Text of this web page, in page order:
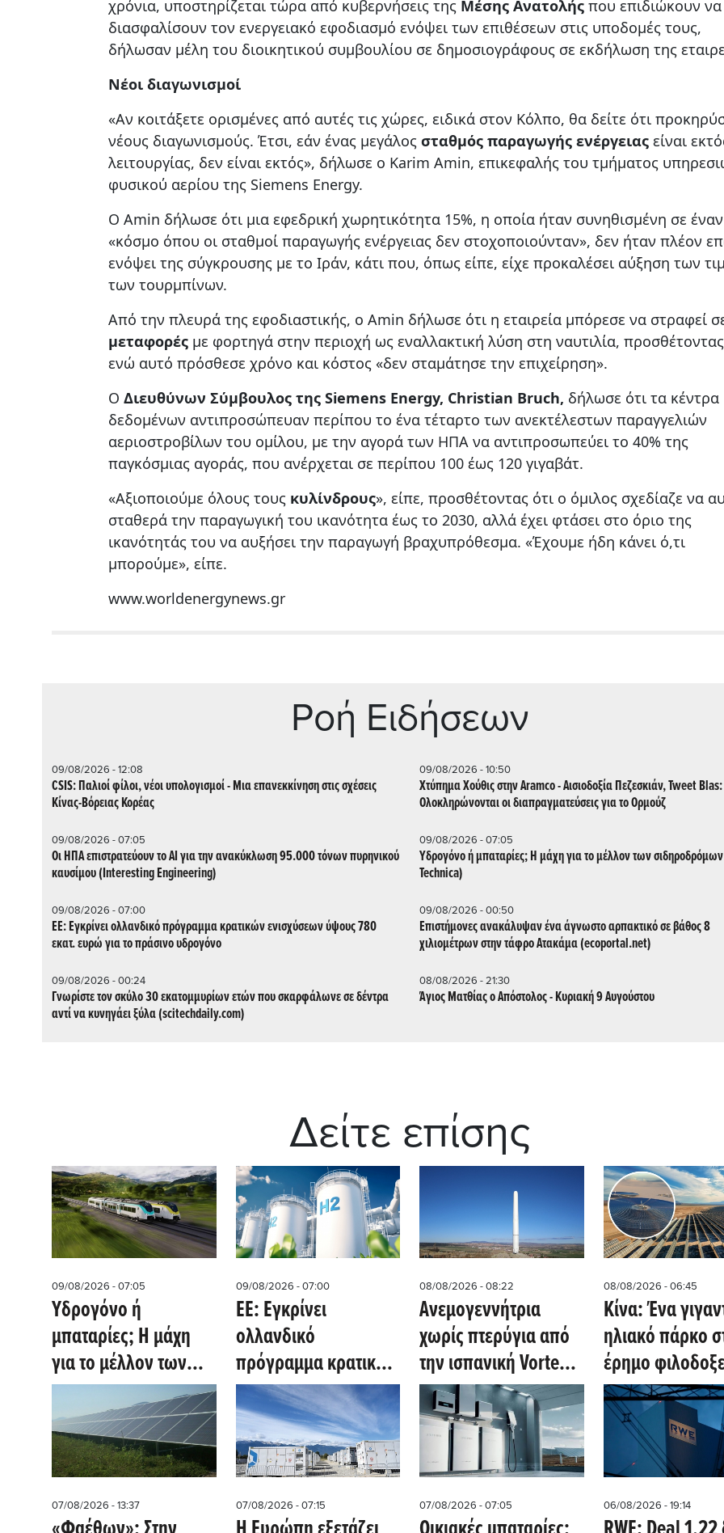
χρόνια, υποστηρίζεται τώρα από κυβερνήσεις της Μέσης Ανατολής που επιδιώκουν να
διασφαλίσουν τον ενεργειακό εφοδιασμό ενόψει των επιθέσεων στις υποδομές τους,
δήλωσαν μέλη του διοικητικού συμβουλίου σε δημοσιογράφους σε εκδήλωση της
Νέοι διαγωνισμοί
«Αν κοιτάξετε ορισμένες από αυτές τις χώρες, ειδικά στον Κόλπο, θα δείτε ότι
νέους διαγωνισμούς. Έτσι, εάν ένας μεγάλος σταθμός παραγωγής ενέργειας είναι
λειτουργίας, δεν είναι εκτός», δήλωσε ο Karim Amin, επικεφαλής του τμήματος
φυσικού αερίου της Siemens Energy.
Ο Amin δήλωσε ότι μια εφεδρική χωρητικότητα 15%, η οποία ήταν συνηθισμένη σε έναν
«κόσμο όπου οι σταθμοί παραγωγής ενέργειας δεν στοχοποιούνταν», δεν ήταν πλέον
ενόψει της σύγκρουσης με το Ιράν, κάτι που, όπως είπε, είχε προκαλέσει αύξηση των
των τουρμπίνων.
Από την πλευρά της εφοδιαστικής, ο Amin δήλωσε ότι η εταιρεία μπόρεσε να στραφεί
μεταφορές με φορτηγά στην περιοχή ως εναλλακτική λύση στη ναυτιλία,
ενώ αυτό πρόσθεσε χρόνο και κόστος «δεν σταμάτησε την επιχείρηση».
Ο Διευθύνων Σύμβουλος της Siemens Energy, Christian Bruch, δήλωσε ότι τα κέντρα
δεδομένων αντιπροσώπευαν περίπου το ένα τέταρτο των ανεκτέλεστων παραγγελιών
αεριοστροβίλων του ομίλου, με την αγορά των ΗΠΑ να αντιπροσωπεύει το 40% της
παγκόσμιας αγοράς, που ανέρχεται σε περίπου 100 έως 120 γιγαβάτ.
«Αξιοποιούμε όλους τους κυλίνδρους», είπε, προσθέτοντας ότι ο όμιλος σχεδίαζε να
σταθερά την παραγωγική του ικανότητα έως το 2030, αλλά έχει φτάσει στο όριο της
ικανότητάς του να αυξήσει την παραγωγή βραχυπρόθεσμα. «Έχουμε ήδη κάνει ό,τι
μπορούμε», είπε.
www.worldenergynews.gr
Ρoή Ειδήσεων
09/08/2026 - 12:08
CSIS: Παλιοί φίλοι, νέοι υπολογισμοί - Μια επανεκκίνηση στις σχέσεις
Κίνας-Βόρειας Κορέας
09/08/2026 - 10:50
Χτύπημα Χούθις στην Aramco - Aισιοδοξία Πεζεσκιάν, Tweet Blas:
Ολοκληρώνονται οι διαπραγματεύσεις για το Ορμούζ
09/08/2026 - 07:05
Οι ΗΠΑ επιστρατεύουν το AI για την ανακύκλωση 95.000 τόνων πυρηνικού
καυσίμου (Interesting Engineering)
09/08/2026 - 07:05
Υδρογόνο ή μπαταρίες; Η μάχη για το μέλλον των
Technica)
09/08/2026 - 07:00
ΕΕ: Εγκρίνει ολλανδικό πρόγραμμα κρατικών ενισχύσεων ύψους 780
εκατ. ευρώ για το πράσινο υδρογόνο
09/08/2026 - 00:50
Επιστήμονες ανακάλυψαν ένα άγνωστο αρπακτικό σε βάθος 8
χιλιομέτρων στην τάφρο Ατακάμα (ecoportal.net)
09/08/2026 - 00:24
Γνωρίστε τον σκύλο 30 εκατομμυρίων ετών που σκαρφάλωνε σε δέντρα
αντί να κυνηγάει ξύλα (scitechdaily.com)
08/08/2026 - 21:30
Άγιος Ματθίας ο Απόστολος - Κυριακή 9 Αυγούστου
Δείτε επίσης
09/08/2026 - 07:05
Υδρογόνο ή
μπαταρίες; Η μάχη
για το μέλλον των
σιδηροδρόμων
(Clean Technica)
09/08/2026 - 07:00
ΕΕ: Εγκρίνει
ολλανδικό
πρόγραμμα κρατικών
ενισχύσεων ύψους
780 εκατ. ευρώ για το
πράσινο υδρογόνο
08/08/2026 - 08:22
Ανεμογεννήτρια
χωρίς πτερύγια από
την ισπανική Vortex -
Η καινοτομία της
ταλάντωσης και τα
όρια των 100 Watt
08/08/2026 - 06:45
Κίνα: Ένα
ηλιακό πάρκο
έρημο
αλλάξει το
ενεργειακό
07/08/2026 - 13:37 07/08/2026 - 07:15 07/08/2026 - 07:05 06/08/2026 - 19:14